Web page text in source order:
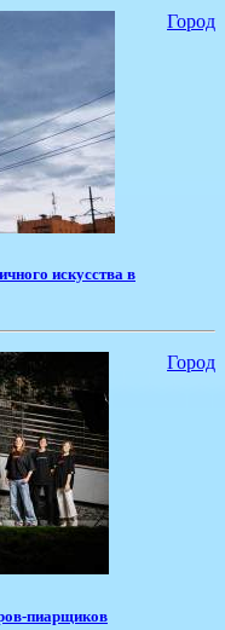
Город
искусства в
Город
пиарщиков